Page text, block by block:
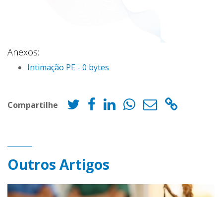
Anexos:
Intimação PE - 0 bytes
Compartilhe
Outros Artigos